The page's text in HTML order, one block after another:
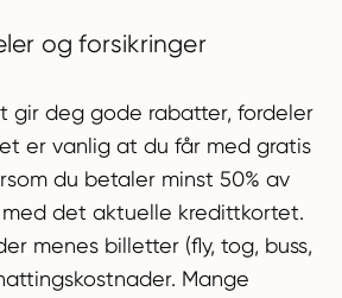
og forsikringer
gir deg gode rabatter, fordeler
er vanlig at du får med gratis
du betaler minst 50% av
det aktuelle kredittkortet.
menes billetter (fly, tog, buss,
Mange